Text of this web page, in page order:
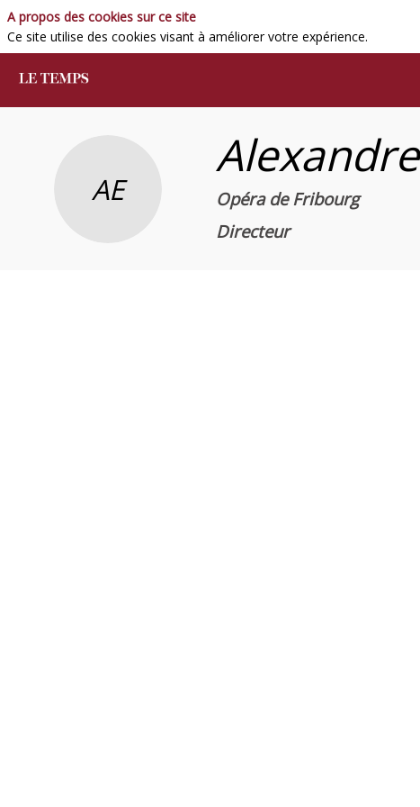
AE
Alexandre
Opéra de Fribourg
Directeur
A propos des cookies sur ce site
Ce site utilise des cookies visant à améliorer votre expérience.